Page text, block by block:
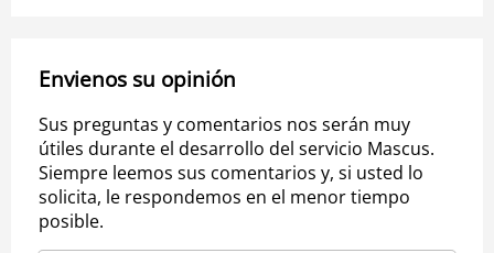
Envienos su opinión
Sus preguntas y comentarios nos serán muy
útiles durante el desarrollo del servicio Mascus.
Siempre leemos sus comentarios y, si usted lo
solicita, le respondemos en el menor tiempo
posible.